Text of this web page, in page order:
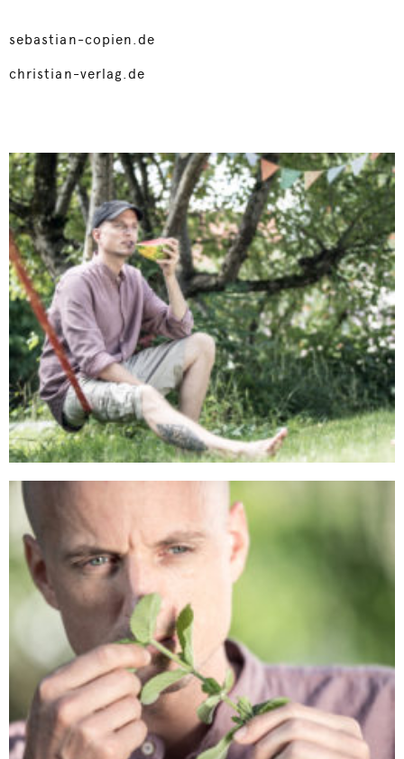
sebastian-copien.de
christian-verlag.de